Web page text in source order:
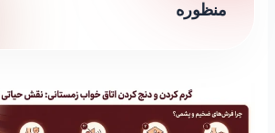
منظوره